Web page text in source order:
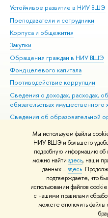
Мы используем файлы
НИУ ВШЭ и большего
подробную информацию об
можно найти здесь, наши
данных –здесь.
подтверждаете, что
использовании файлов
с нашими правилами
можете отключить файлы
Устойчивое развитие в НИУ ВШЭ
Преподаватели и сотрудники
Корпуса и общежития
Закупки
Обращения граждан в НИУ ВШЭ
Фонд целевого капитала
Противодействие коррупции
Сведения о доходах, расходах,
обязательствах имущественного
Сведения об образовательной
Людям с ограниченными
Единая платежная страница
Работа в Вышке
© НИУ ВШЭ 1993–2026 Адреса и
материалов Политика
Шрифты HSE Sans и HSE Slab